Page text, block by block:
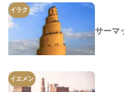
イラク
サーマ
イエメン